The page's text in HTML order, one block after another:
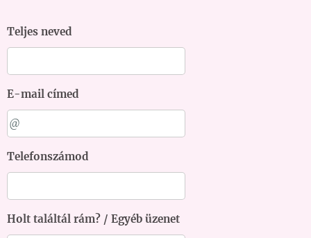
Teljes neved
E-mail címed
Telefonszámod
Holt találtál rám? / Egyéb üzenet